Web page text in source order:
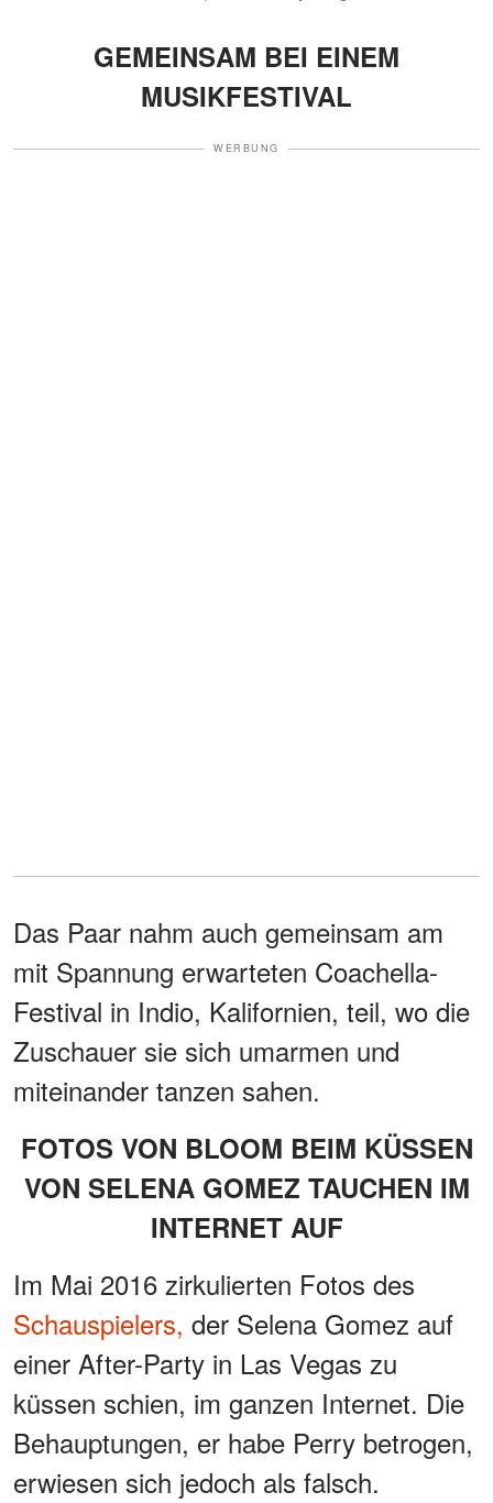
GEMEINSAM BEI EINEM
MUSIKFESTIVAL
WERBUNG
Das Paar nahm auch gemeinsam am
mit Spannung erwarteten Coachella-
Festival in Indio, Kalifornien, teil, wo die
Zuschauer sie sich umarmen und
miteinander tanzen sahen.
FOTOS VON BLOOM BEIM KÜSSEN
VON SELENA GOMEZ TAUCHEN IM
INTERNET AUF
Im Mai 2016 zirkulierten Fotos des
Schauspielers, der Selena Gomez auf
einer After-Party in Las Vegas zu
küssen schien, im ganzen Internet. Die
Behauptungen, er habe Perry betrogen,
erwiesen sich jedoch als falsch.